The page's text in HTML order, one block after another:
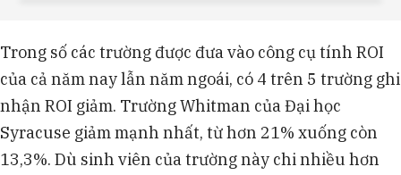
Trong số các trường được đưa vào công cụ tính ROI
của cả năm nay lẫn năm ngoái, có 4 trên 5 trường ghi
nhận ROI giảm. Trường Whitman của Đại học
Syracuse giảm mạnh nhất, từ hơn 21% xuống còn
13,3%. Dù sinh viên của trường này chi nhiều hơn